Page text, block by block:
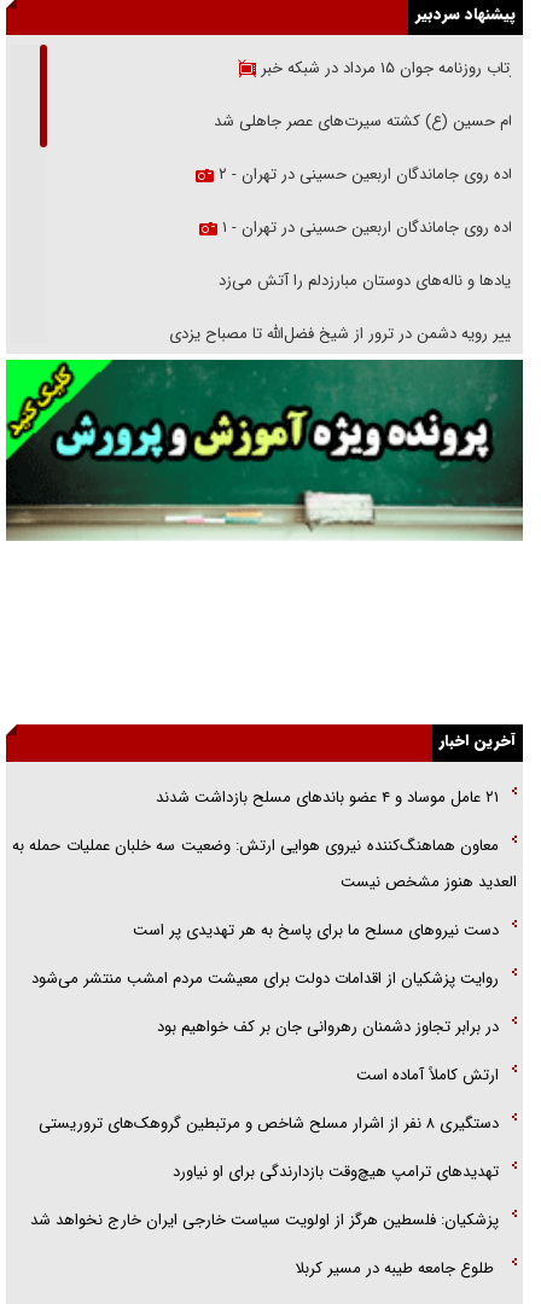
پیشنهاد سردبیر
بازتاب روزنامه جوان ۱۵ مرداد در شبکه خبر
امام حسین (ع) کشته سیرت‌های عصر جاهلی شد
پیاده روی جاماندگان اربعین حسینی در تهران - ۲
پیاده روی جاماندگان اربعین حسینی در تهران - ۱
فریاد‌ها و ناله‌های دوستان مبارزدلم را آتش می‌زد
تغییر رویه دشمن در ترور از شیخ فضل‌الله تا مصباح یزدی
خرید قسطی اولش خنده و آخرش گریه است!
فوتبال و آن «بالا»!
راهبرد غافلگیری با نسل جدید پهپاد‌ها
جنجال پزشکان تقلبی در صنعت زیبایی
جزئیات شکنجه‌هایم فراتر از آن است که در بیان بگنجد!
گزارش «جوان» از قوانین سخت‌گیرانه ۶ قاره در برابر یورش به پاسگاه‌های
پلیس
تحلیل ابعاد پیام رهبر انقلاب به حزب‌الله/ مقاومت نقشه راه آینده غرب آسیا
آخرین اخبار
۲۱ عامل موساد و ۴ عضو باند‌های مسلح بازداشت شدند
معاون هماهنگ‌کننده نیروی هوایی ارتش: وضعیت سه خلبان عملیات حمله به
العدید هنوز مشخص نیست
دست نیرو‌های مسلح ما برای پاسخ به هر تهدیدی پر است
روایت پزشکیان از اقدامات دولت برای معیشت مردم امشب منتشر می‌شود
در برابر تجاوز دشمنان رهروانی جان بر کف خواهیم بود
ارتش کاملاً آماده است
دستگیری ۸ نفر از اشرار مسلح شاخص و مرتبطین گروهک‌های تروریستی
تهدید‌های ترامپ هیچ‌وقت بازدارندگی برای او نیاورد
پزشکیان: فلسطین هرگز از اولویت سیاست خارجی ایران خارج نخواهد شد
طلوع جامعه طیبه در مسیر کربلا